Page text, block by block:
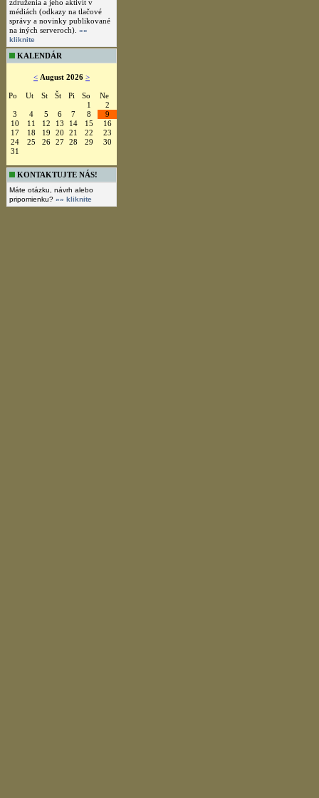
združenia a jeho aktivít v
médiách (odkazy na tlačové
správy a novinky publikované
na iných serveroch). »»
kliknite
KALENDÁR
< August 2026 >
Po Ut St Št Pi So
Ne
1
2
3
4 5 6 7 8
9
10
11 12 13 14 15
16
17
18 19 20 21 22
23
24
25 26 27 28 29
30
31
KONTAKTUJTE NÁS!
Máte otázku, návrh alebo
pripomienku? »» kliknite